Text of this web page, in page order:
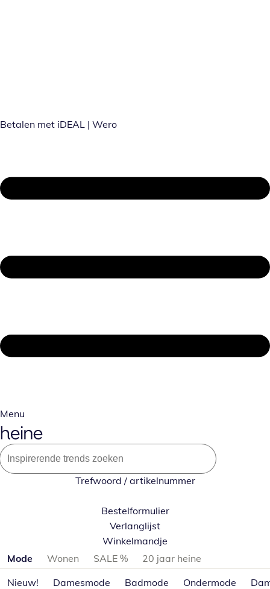
Betalen met iDEAL | Wero
Menu
Trefwoord / artikelnummer
Bestelformulier
Verlanglijst
Winkelmandje
Productcategorieën overslaan
Mode Wonen SALE %
20 jaar heine
Nieuw!
Damesmode Badmode Ondermode